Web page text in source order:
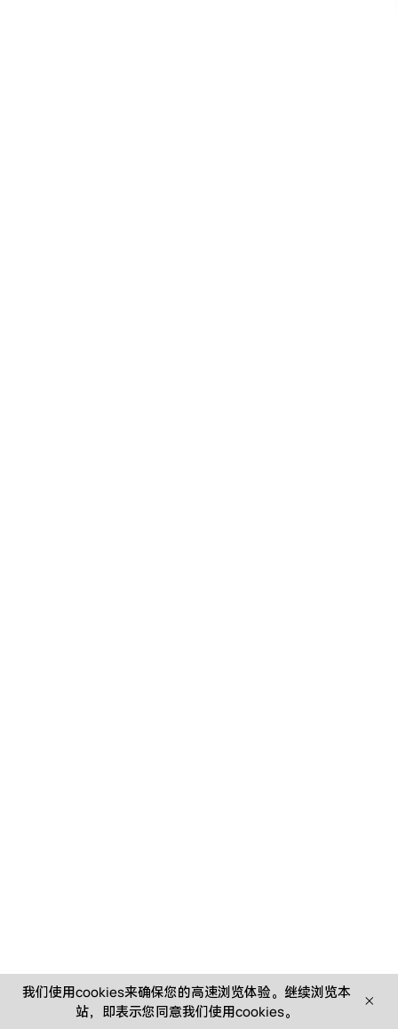
我们使用cookies来确保您的高速浏览体验。继续浏览本
站，即表示您同意我们使用cookies。